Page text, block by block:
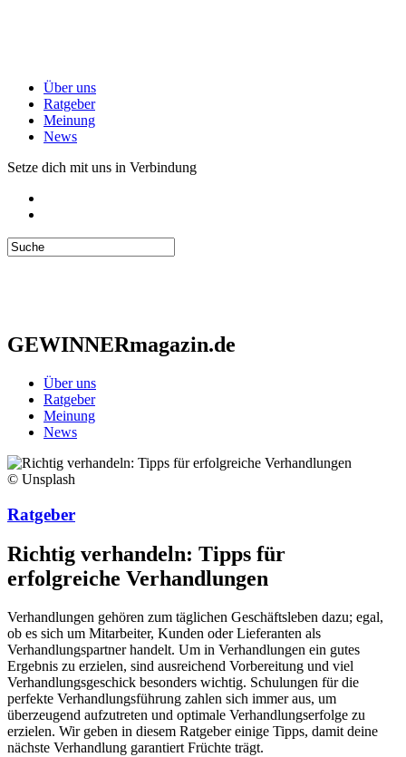
Über uns
Ratgeber
Meinung
News
Setze dich mit uns in Verbindung
GEWINNERmagazin.de
Über uns
Ratgeber
Meinung
News
© Unsplash
Ratgeber
Richtig verhandeln: Tipps für
erfolgreiche Verhandlungen
Verhandlungen gehören zum täglichen Geschäftsleben dazu; egal,
ob es sich um Mitarbeiter, Kunden oder Lieferanten als
Verhandlungspartner handelt. Um in Verhandlungen ein gutes
Ergebnis zu erzielen, sind ausreichend Vorbereitung und viel
Verhandlungsgeschick besonders wichtig. Schulungen für die
perfekte Verhandlungsführung zahlen sich immer aus, um
überzeugend aufzutreten und optimale Verhandlungserfolge zu
erzielen. Wir geben in diesem Ratgeber einige Tipps, damit deine
nächste Verhandlung garantiert Früchte trägt.